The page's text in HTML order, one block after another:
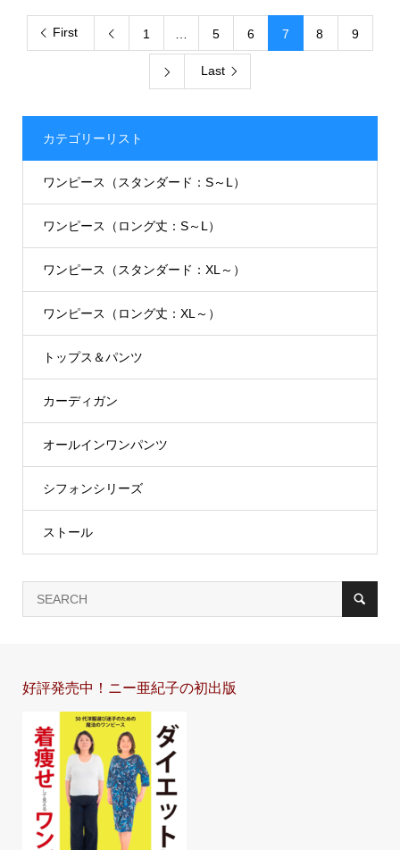
First  1 5 6 7 8 9
 Last
カテゴリーリスト
ワンピース（スタンダード：S～L）
ワンピース（ロング丈：S～L）
ワンピース（スタンダード：XL～）
ワンピース（ロング丈：XL～）
トップス＆パンツ
カーディガン
オールインワンパンツ
シフォンシリーズ
ストール
好評発売中！ニー亜紀子の初出版